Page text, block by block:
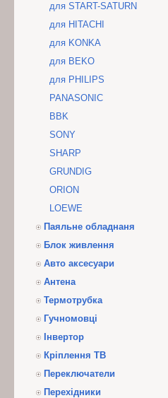
для START-SATURN
для HITACHI
для KONKA
для BEKO
для PHILIPS
PANASONIC
BBK
SONY
SHARP
GRUNDIG
ORION
LOEWE
Паяльне обладнаня
Блок живлення
Авто аксесуари
Антена
Термотрубка
Гучномовці
Інвертор
Кріплення ТВ
Переключатели
Перехідники